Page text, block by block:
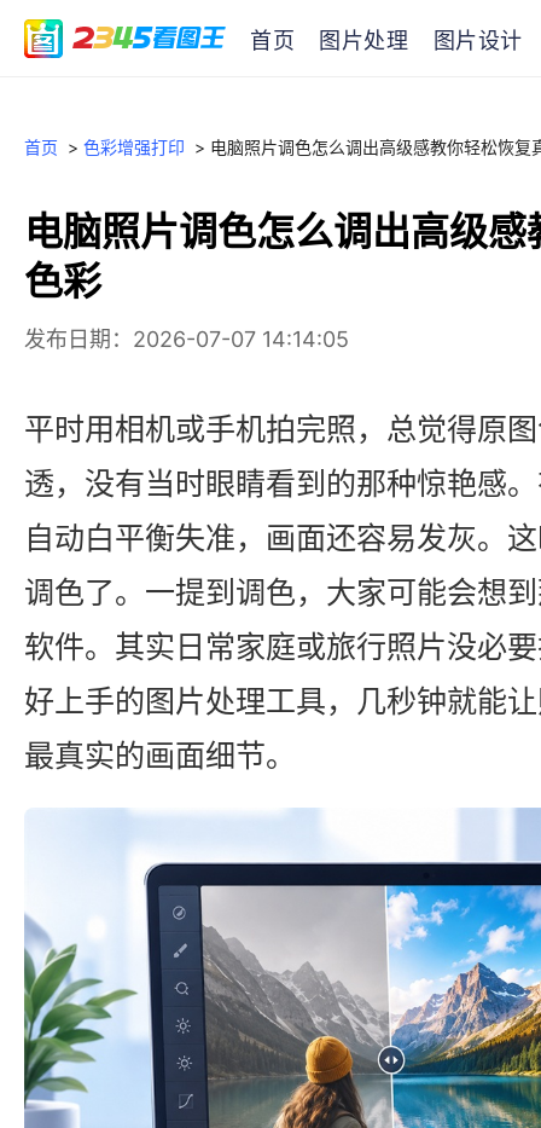
首页 图片处理 图片设计
首页 > 色彩增强打印 > 电脑照片调色怎么调出高级感教你轻松恢复
电脑照片调色怎么调出高级
色彩
发布日期：2026-07-07 14:14:05
平时用相机或手机拍完照，总觉得原
透，没有当时眼睛看到的那种惊艳感
自动白平衡失准，画面还容易发灰。
调色了。一提到调色，大家可能会想
软件。其实日常家庭或旅行照片没必
好上手的图片处理工具，几秒钟就能
最真实的画面细节。